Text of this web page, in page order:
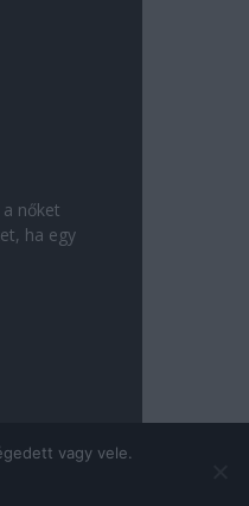
nőket
ha egy
vagy vele.